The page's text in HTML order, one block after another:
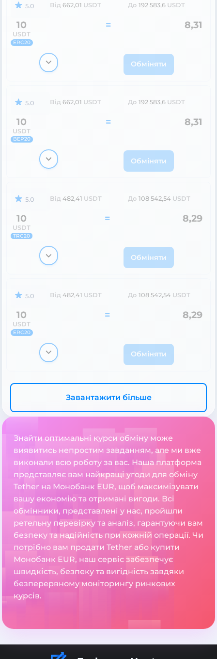
5.0 Від 662,01 USDT До 192 583,6 USDT
10
USDT
ERC20
= 8,31
Обміняти
5.0 Від 662,01 USDT До 192 583,6 USDT
10
USDT
BEP20
= 8,31
Обміняти
5.0 Від 482,41 USDT До 108 542,54 USDT
10
USDT
TRC20
= 8,29
Обміняти
5.0 Від 482,41 USDT До 108 542,54 USDT
10
USDT
ERC20
= 8,29
Обміняти
Завантажити більше
Знайти оптимальні курси обміну може
виявитись непростим завданням, але ми вже
виконали всю роботу за вас. Наша платформа
представляє вам найкращі угоди для обміну
Tether на Монобанк EUR, щоб максимізувати
вашу економію та отримані вигоди. Всі
обмінники, представлені у нас, пройшли
ретельну перевірку та аналіз, гарантуючи вам
безпеку та надійність при кожній операції. Чи
потрібно вам продати Tether або купити
Монобанк EUR, наш сервіс забезпечує
швидкість, безпеку та вигідність завдяки
безперервному моніторингу ринкових
курсів.